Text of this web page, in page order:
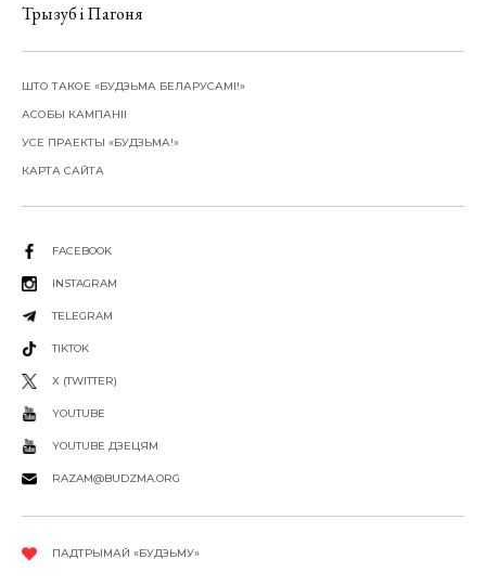
Трызуб і Пагоня
ШТО ТАКОЕ «БУДЗЬМА БЕЛАРУСАМІ!»
АСОБЫ КАМПАНІІ
УСЕ ПРАЕКТЫ «БУДЗЬМА!»
КАРТА САЙТА
FACEBOOK
INSTAGRAM
TELEGRAM
TIKTOK
X (TWITTER)
YOUTUBE
YOUTUBE ДЗЕЦЯМ
RAZAM@BUDZMA.ORG
ПАДТРЫМАЙ «БУДЗЬМУ»